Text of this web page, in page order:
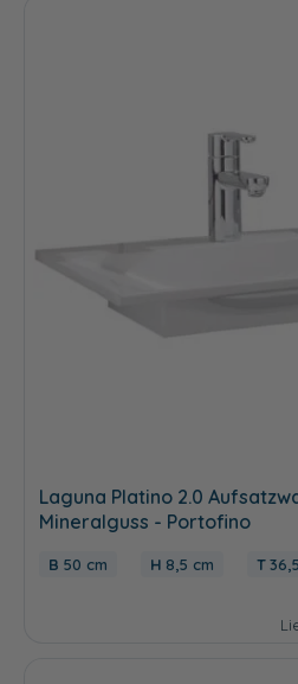
Laguna Platino 2.0
Mineralguss - Portofino
50 cm 8,5 cm